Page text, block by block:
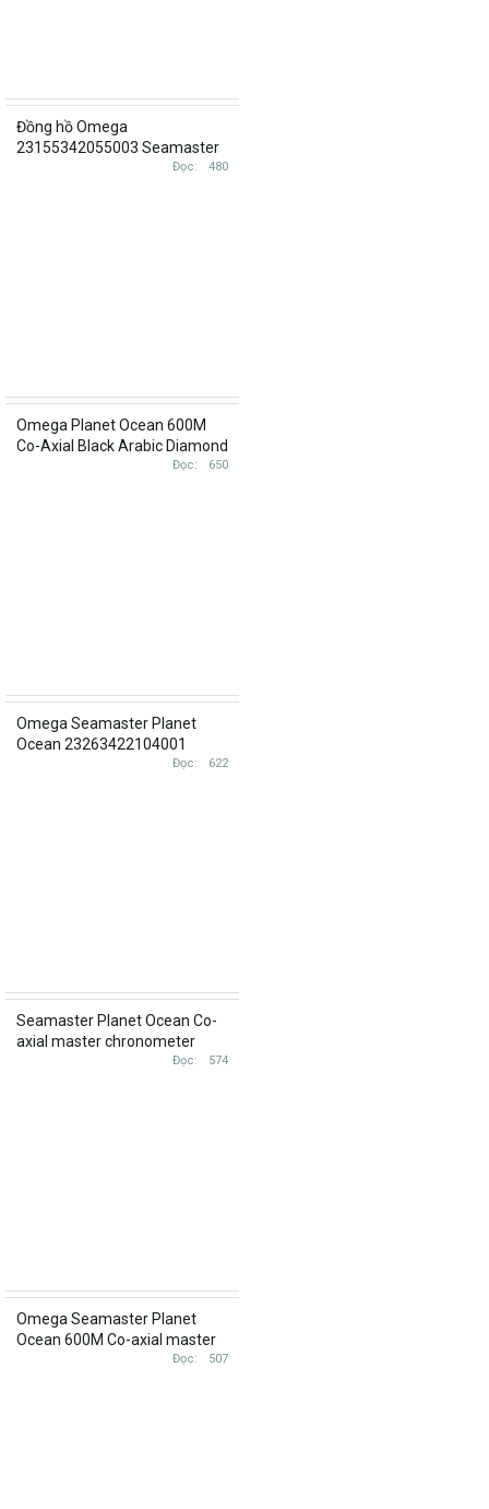
Đồng hồ Omega
23155342055003 Seamaster
18K Rose Gold Ladies Diamond
Đọc 480
Omega Planet Ocean 600M
Co-Axial Black Arabic Diamond
& Rose Gold 18k diamond
Đọc 650
Omega Seamaster Planet
Ocean 23263422104001
232.63.42.21.04.001 Rose Gold
Đọc 622
Seamaster Planet Ocean Co-
axial master chronometer
215.92.44.21.99.001 Titan
Đọc 574
Omega Seamaster Planet
Ocean 600M Co-axial master
Đọc 507